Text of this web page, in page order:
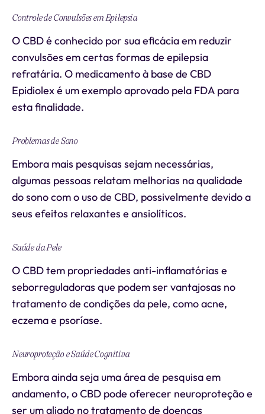
Controle de Convulsões em Epilepsia
O CBD é conhecido por sua eficácia em reduzir
convulsões em certas formas de epilepsia
refratária. O medicamento à base de CBD
Epidiolex é um exemplo aprovado pela FDA para
esta finalidade.
Problemas de Sono
Embora mais pesquisas sejam necessárias,
algumas pessoas relatam melhorias na qualidade
do sono com o uso de CBD, possivelmente devido a
seus efeitos relaxantes e ansiolíticos.
Saúde da Pele
O CBD tem propriedades anti-inflamatórias e
seborreguladoras que podem ser vantajosas no
tratamento de condições da pele, como acne,
eczema e psoríase.
Neuroproteção e Saúde Cognitiva
Embora ainda seja uma área de pesquisa em
andamento, o CBD pode oferecer neuroproteção e
ser um aliado no tratamento de doenças